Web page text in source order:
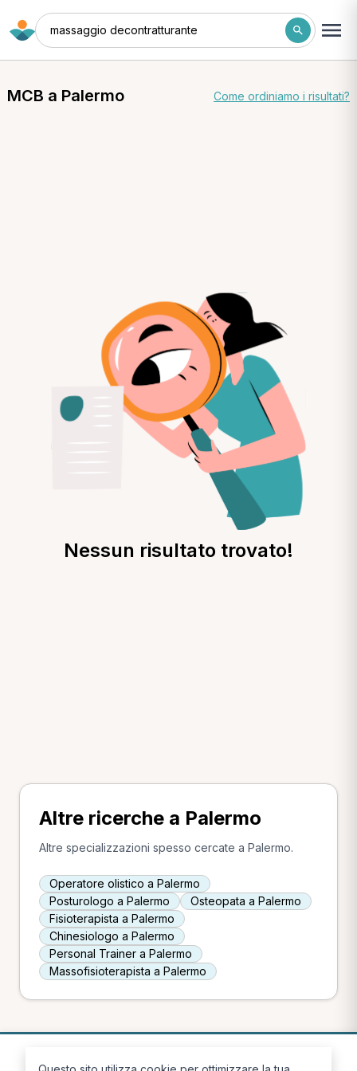
massaggio decontratturante
MCB a Palermo Come ordiniamo i risultati?
Nessun risultato trovato!
Altre ricerche a Palermo
Altre specializzazioni spesso cercate a Palermo.
Operatore olistico a Palermo
Posturologo a Palermo
Osteopata a Palermo
Fisioterapista a Palermo
Chinesiologo a Palermo
Personal Trainer a Palermo
Massofisioterapista a Palermo